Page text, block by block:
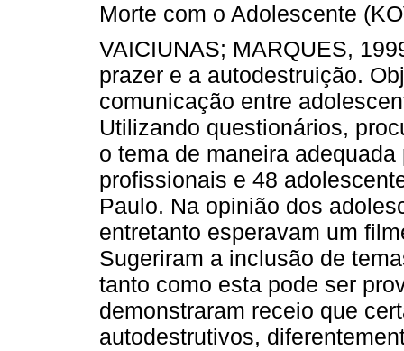
Morte com o Adolescente
VAICIUNAS; MARQUES,
prazer e a autodestruição.
comunicação entre
Utilizando questionários,
o tema de maneira
profissionais e 48
Paulo. Na opinião dos
entretanto esperavam um
Sugeriram a inclusão de
tanto como esta pode ser
demonstraram receio que
autodestrutivos,